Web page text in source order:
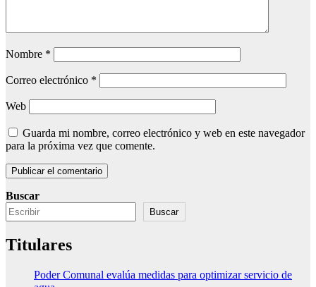
Nombre *
Correo electrónico *
Web
Guarda mi nombre, correo electrónico y web en este navegador
para la próxima vez que comente.
Buscar
Buscar
Titulares
Poder Comunal evalúa medidas para optimizar servicio de